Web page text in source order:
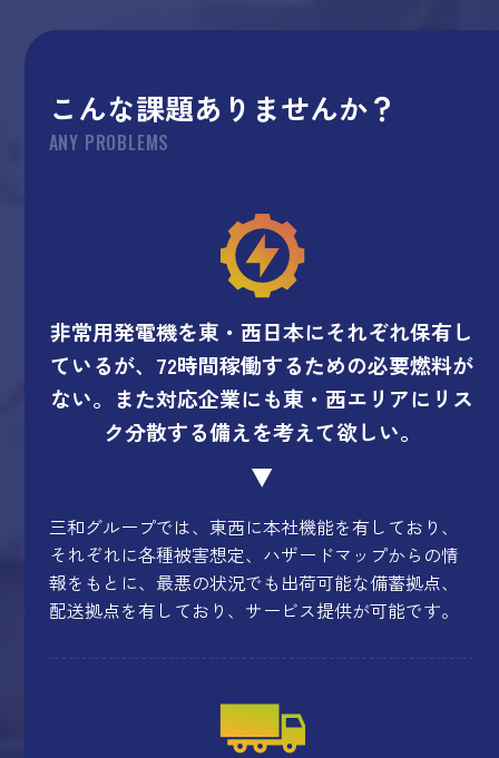
こんな課題ありませんか？
ANY PROBLEMS
非常用発電機を東・西日本にそれぞれ保有し
ているが、72時間稼働するための必要燃料が
ない。また対応企業にも東・西エリアにリス
ク分散する備えを考えて欲しい。
三和グループでは、東西に本社機能を有しており、
それぞれに各種被害想定、ハザードマップからの情
報をもとに、最悪の状況でも出荷可能な備蓄拠点、
配送拠点を有しており、サービス提供が可能です。